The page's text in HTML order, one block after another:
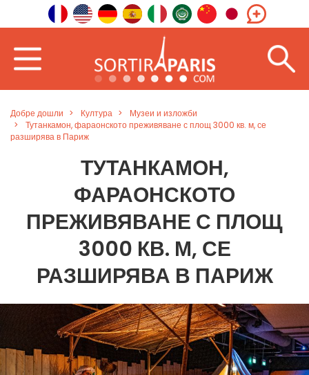
Добре дошли Култура
Музеи и изложби
Тутанкамон, фараонското преживяване с площ 3000 кв. м, се
разширява в Париж
ТУТАНКАМОН,
ФАРАОНСКОТО
ПРЕЖИВЯВАНЕ С ПЛОЩ
3000 КВ. М, СЕ
РАЗШИРЯВА В ПАРИЖ